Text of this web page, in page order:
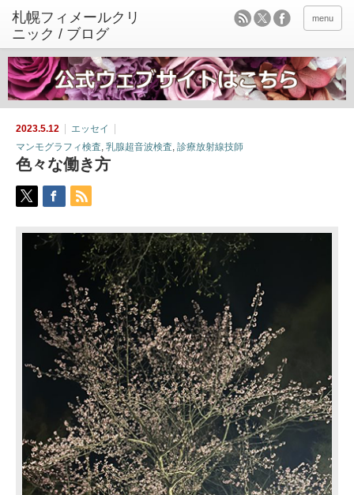
menu
2023.5.12
エッセイ
マンモグラフィ検査, 乳腺超音波検査, 診療放射線技師
色々な働き方